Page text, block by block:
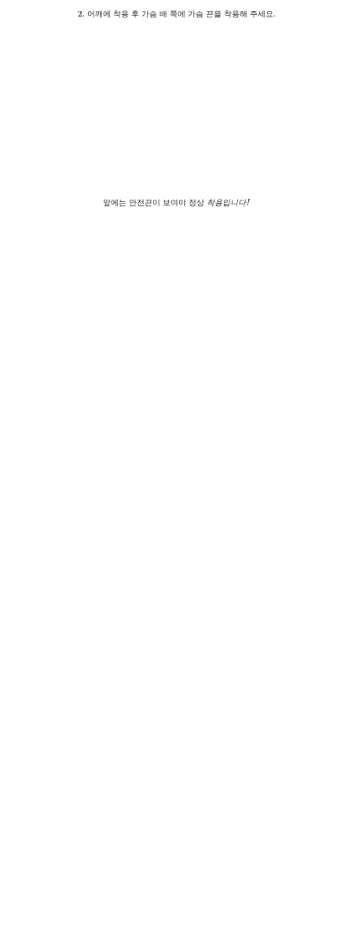
2. 어깨에 착용 후 가슴 배 쪽에 가슴 끈을 착용해 주세요.
앞에는 안전끈이 보여야 정상 착용입니다!